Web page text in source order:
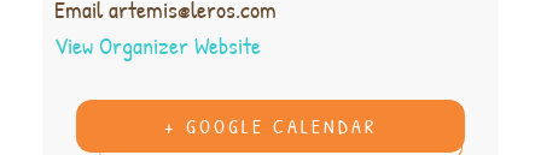
Emailartemis@leros.com
View Organizer Website
+ GOOGLE CALENDAR